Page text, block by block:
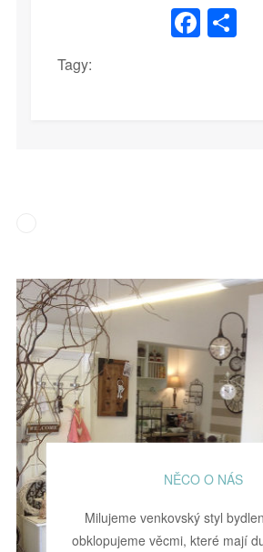
Tagy:
NĚCO O NÁS
Milujeme venkovský styl
obklopujeme věcmi, které mají